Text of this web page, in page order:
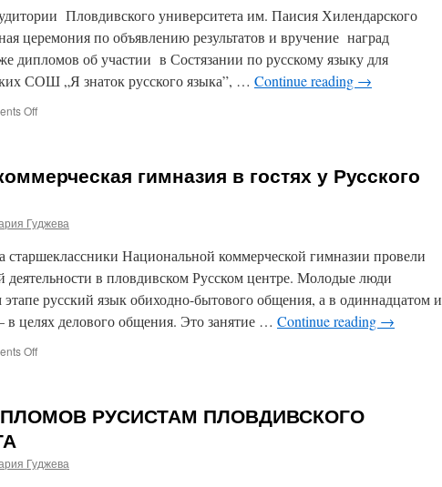
Пловдивского университета им. Паисия Хилендарского
церемония по объявлению результатов и вручение наград
дипломов об участии в Состязании по русскому языку для
СОШ „Я знаток русского языка”, … Continue reading →
Offon
и
дипломов
русского
гимназия в гостях у Русского
Гуджева
старшеклассники Национальной коммерческой гимназии провели
деятельности в пловдивском Русском центре. Молодые люди
русский язык обиходно-бытового общения, а в одиннадцатом и
в целях делового общения. Это занятие … Continue reading →
Offon
в
Русского
РУСИСТАМ ПЛОВДИВСКОГО
Гуджева